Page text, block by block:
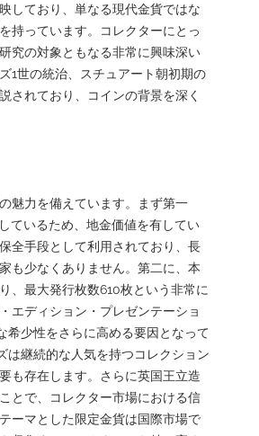
しており、単なる現代金貨ではな
持っています。コレクターにとっ
究の対象ともなる非常に興味深い
1世の統治、スチュアート朝初期の
されており、コインの背景を深く
魅力を備えています。まず第一
ているため、地金価値を有してい
全手段として利用されており、長
も少なくありません。第二に、本
、最大発行枚数610枚という非常に
エディション・プレゼンテーショ
希少性をさらに高める要因となって
継続的な人気を持つコレクション
も存在します。さらに英国王立造
とで、コレクター市場における信
ーマとした限定金貨は国際市場で